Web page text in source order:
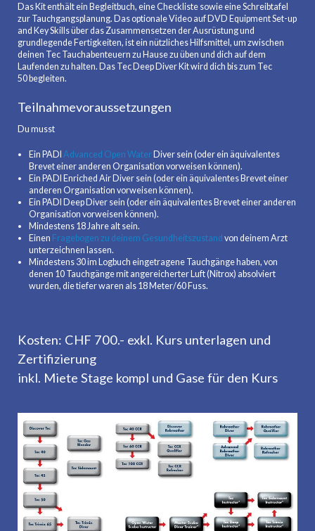
Das Kit enthält ein Begleitbuch, eine Checkliste sowie eine Schreibtafel
zur Tauchgangsplanung. Das optionale Video auf DVD Equipment Set-up
and Key Skills über das Zusammensetzen der Ausrüstung und
grundlegende Fertigkeiten, ist ein nützliches Hilfsmittel, um zwischen
deinen Tec Tauchabenteuern zu Hause zu üben und dich auf dem
Laufenden zu halten. Das Tec Deep Diver Kit wird dich bis zum Tec
50 begleiten.
Teilnahmevoraussetzungen
Du musst
Ein PADI Advanced Open WaterDiver sein (oder ein äquivalentes
Brevet einer anderen Organisation vorweisen können).
Ein PADI Enriched Air Diver sein (oder ein äquivalentes Brevet einer
anderen Organisation vorweisen können).
Ein PADI Deep Diver sein (oder ein äquivalentes Brevet einer anderen
Organisation vorweisen können).
Mindestens 18 Jahre alt sein.
Einen Fragebogen zu deinem Gesundheitszustand von deinem Arzt
unterzeichnen lassen.
Mindestens 30 im Logbuch eingetragene Tauchgänge haben, von
denen 10 Tauchgänge mit angereicherter Luft (Nitrox) absolviert
wurden, die tiefer waren als 18 Meter/60 Fuss.
Kosten: CHF 700.- exkl. Kurs unterlagen und
Zertifizierung
inkl. Miete Stage kompl und Gase für den Kurs